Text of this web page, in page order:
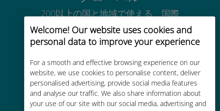
Welcome! Our website uses cookies and
personal data to improve your experience
For a smooth and effective browsing experience on our
website, we use cookies to personalise content, deliver
personalised advertising, provide social media features
and analyse our traffic. We also share information about
your use of our site with our social media, advertising and
200以上の国と地域で使える、国際
的な高品位のセルラー通信です
コストパフォーマンス